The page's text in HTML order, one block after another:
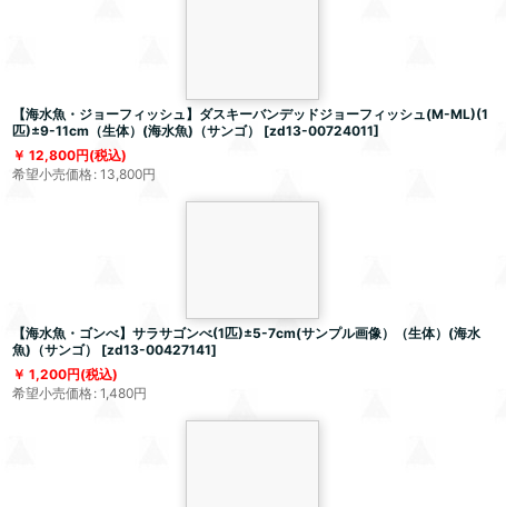
【海水魚・ジョーフィッシュ】ダスキーバンデッドジョーフィッシュ(M-ML)(1
匹)±9-11cm（生体）(海水魚)（サンゴ）
[zd13-00724011]
12,800円(税込)
希望小売価格: 13,800円
【海水魚・ゴンべ】サラサゴンべ(1匹)±5-7cm(サンプル画像）（生体）(海水
魚)（サンゴ）
[zd13-00427141]
1,200円(税込)
希望小売価格: 1,480円